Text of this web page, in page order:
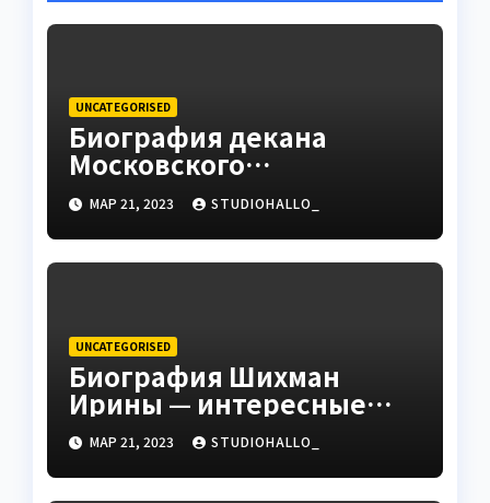
UNCATEGORISED
Биография декана
Московского
государственного
университета Андрея
Сидорова — от студента
до руководителя
МАР 21, 2023 STUDIOHALLO_
UNCATEGORISED
Биография Шихман
Ирины — интересные
факты, достижения и
путь к успеху
МАР 21, 2023 STUDIOHALLO_